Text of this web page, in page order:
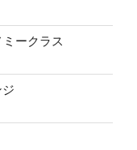
ークラス